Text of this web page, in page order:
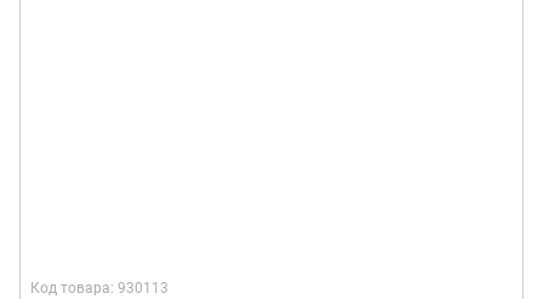
Код товара: 930113